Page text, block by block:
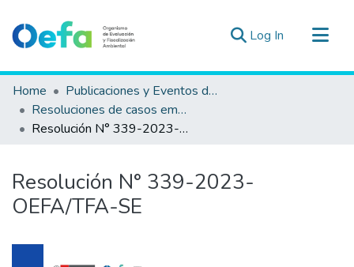
Log In (current)
Communities & Collections
All of DSpace
Statistics
Guias ▾
Home
Publicaciones y Eventos del OEFA
Resoluciones de casos emblemáticos en el TFA
Resolución N° 339-2023-OEFA/TFA-SE
Resolución N° 339-2023-
OEFA/TFA-SE